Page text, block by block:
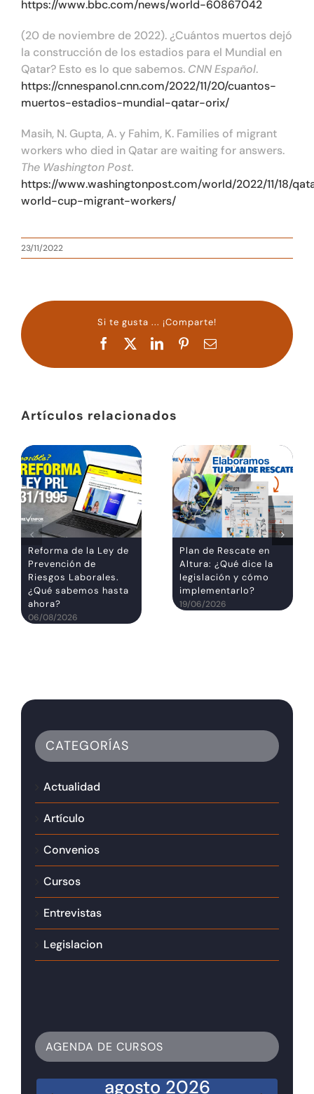
https://www.bbc.com/news/world-60867042
(20 de noviembre de 2022). ¿Cuántos muertos dejó
la construcción de los estadios para el Mundial en
Qatar? Esto es lo que sabemos. CNN Español.
https://cnnespanol.cnn.com/2022/11/20/cuantos-
muertos-estadios-mundial-qatar-orix/
Masih, N. Gupta, A. y Fahim, K. Families of migrant
workers who died in Qatar are waiting for answers.
The Washington Post.
https://www.washingtonpost.com/world/2022/11/18/
world-cup-migrant-workers/
23/11/2022
Si te gusta ... ¡Comparte!
Facebook LinkedInPinterestCorreo
Artículos relacionados
Reforma de la Ley de
Prevención de
Riesgos Laborales.
¿Qué sabemos hasta
ahora?
06/08/2026
Plan de Rescate en
Altura: ¿Qué dice la
legislación y cómo
implementarlo?
19/06/2026
CATEGORÍAS
Actualidad
Artículo
Convenios
Cursos
Entrevistas
Legislacion
AGENDA DE CURSOS
agosto 2026